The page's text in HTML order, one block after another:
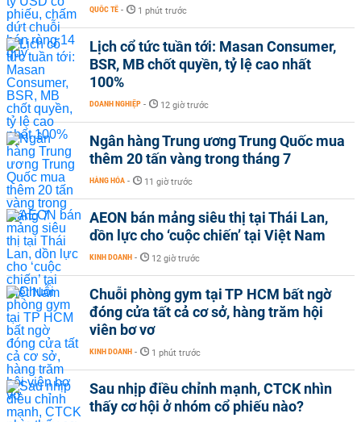
QUỐC TẾ - 1 phút trước
Lịch cổ tức tuần tới: Masan Consumer,
BSR, MB chốt quyền, tỷ lệ cao nhất
100%
DOANH NGHIỆP - 12 giờ trước
Ngân hàng Trung ương Trung Quốc mua
thêm 20 tấn vàng trong tháng 7
HÀNG HÓA - 11 giờ trước
AEON bán mảng siêu thị tại Thái Lan,
dồn lực cho ‘cuộc chiến’ tại Việt Nam
KINH DOANH - 12 giờ trước
Chuỗi phòng gym tại TP HCM bất ngờ
đóng cửa tất cả cơ sở, hàng trăm hội
viên bơ vơ
KINH DOANH - 1 phút trước
Sau nhịp điều chỉnh mạnh, CTCK nhìn
thấy cơ hội ở nhóm cổ phiếu nào?